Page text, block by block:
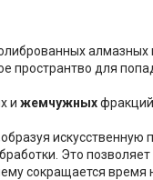
пространтво для
и жемчужных
искусственную
Это
сокращается время